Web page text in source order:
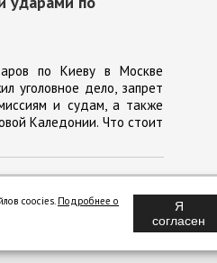
по Киеву в Москве
уголовное дело, запрет
и судам, а также
Каледонии. Что стоит
coocies. Подробнее о
Я
согласен